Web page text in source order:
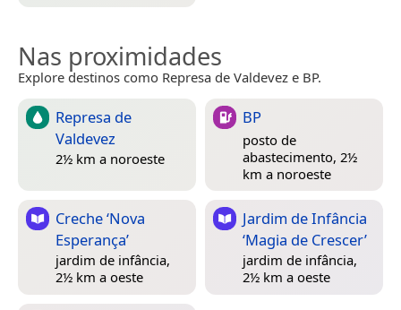
Nas proximidades
Explore destinos como Represa de Valdevez e BP.
Represa de
Valdevez
2½ km a noroeste
BP
posto de
abastecimento, 2½
km a noroeste
Creche ‘Nova
Esperança’
jardim de infância,
2½ km a oeste
Jardim de Infância
‘Magia de Crescer’
jardim de infância,
2½ km a oeste